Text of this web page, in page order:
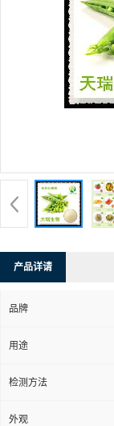
产品详请
品牌
用途
检测方法
外观